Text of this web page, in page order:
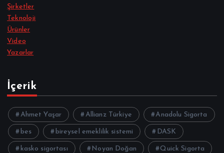
Şirketler
Teknoloji
Ürünler
Video
Yazarlar
İçerik
Ahmet Yaşar Allianz Türkiye Anadolu Sigorta
bes bireysel emeklilik sistemi DASK
kasko sigortası Noyan Doğan Quick Sigorta